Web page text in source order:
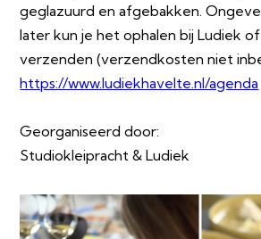
geglazuurd en afgebakken.
later kun je het ophalen bij Ludiek
verzenden (verzendkosten niet
https://www.ludiekhavelte.nl/agenda
Georganiseerd door:
Studiokleipracht & Ludiek